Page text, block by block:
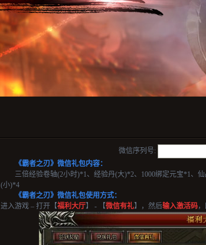
微信序列号:
《霸者之刃》微信礼包内容：
三倍经验卷轴(2小时)*1、经验丹(大)*2、1000绑定元宝*1、
(小)*4
《霸者之刃》微信礼包使用方式：
进入游戏 – 打开【福利大厅】 - 【微信有礼】，然后输入激活码